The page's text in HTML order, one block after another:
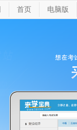
首页 电脑版